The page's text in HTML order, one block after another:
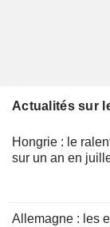
Actualités sur
Hongrie : le
sur un an en
Allemagne : les